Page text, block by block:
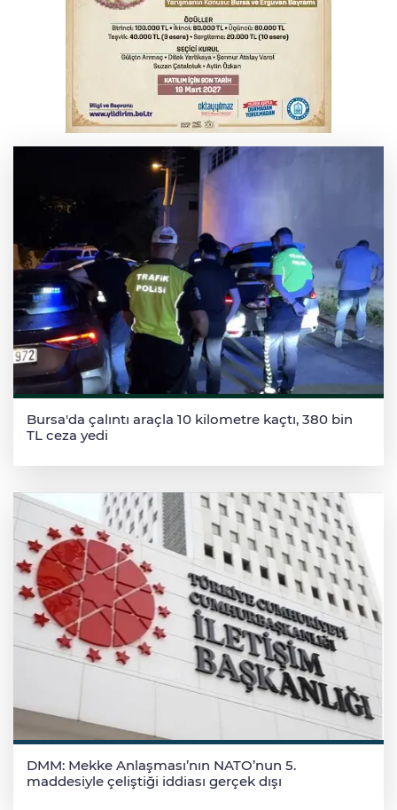
Bursa’da bugün hava nasıl olacak?
Osmangazi’de iş arayanlara destek
Bursa'da çalıntı araçla 10 kilometre kaçtı, 380 bin
TL ceza yedi
DMM: Mekke Anlaşması’nın NATO’nun 5.
maddesiyle çeliştiği iddiası gerçek dışı